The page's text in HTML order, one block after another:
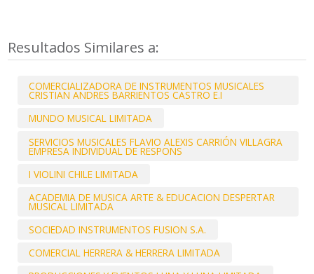
Resultados Similares a:
COMERCIALIZADORA DE INSTRUMENTOS MUSICALES
CRISTIAN ANDRES BARRIENTOS CASTRO E.I
MUNDO MUSICAL LIMITADA
SERVICIOS MUSICALES FLAVIO ALEXIS CARRIÓN VILLAGRA
EMPRESA INDIVIDUAL DE RESPONS
I VIOLINI CHILE LIMITADA
ACADEMIA DE MUSICA ARTE & EDUCACION DESPERTAR
MUSICAL LIMITADA
SOCIEDAD INSTRUMENTOS FUSION S.A.
COMERCIAL HERRERA & HERRERA LIMITADA